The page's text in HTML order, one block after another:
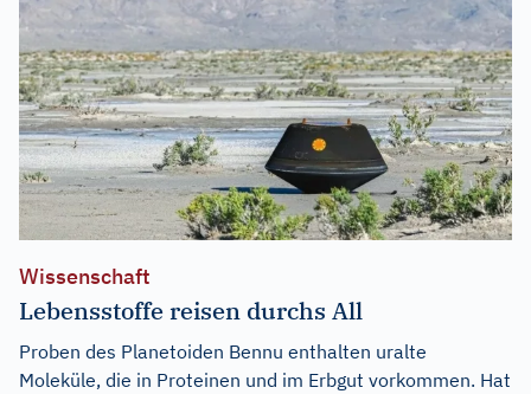
Wissenschaft
Lebensstoffe reisen durchs All
Proben des Planetoiden Bennu enthalten uralte
Moleküle, die in Proteinen und im Erbgut vorkommen. Hat